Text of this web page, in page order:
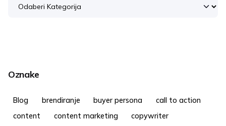
Oznake
Blog brendiranje buyer persona
call to action
content
content marketing
copywriter